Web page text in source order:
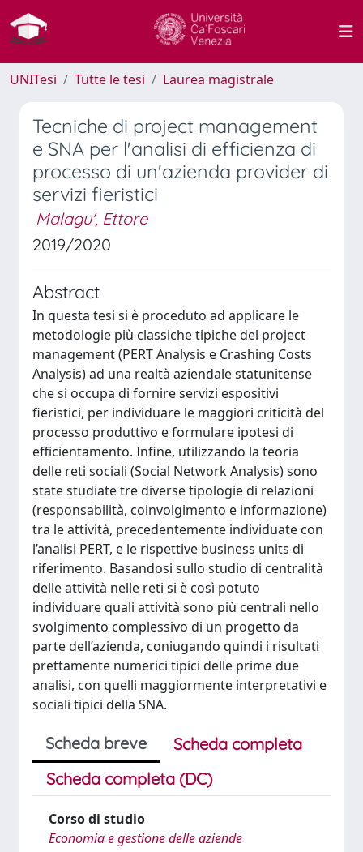
UNITesi Tutte le tesi Laurea magistrale
Tecniche di project management
e SNA per l'analisi di efficienza di
processo di un'azienda provider di
servizi fieristici
Malagu', Ettore
2019/2020
Abstract
In questa tesi si è proceduto ad applicare le
metodologie più classiche tipiche del project
management (PERT Analysis e Crashing Costs
Analysis) ad una realtà aziendale statunitense
che si occupa di fornire servizi espositivi
fieristici, per individuare le maggiori criticità del
processo produttivo e formulare ipotesi di
efficientamento. Infine, utilizzando la teoria
delle reti sociali (Social Network Analysis) sono
state studiate tre diverse tipologie di relazioni
(responsabilità, coinvolgimento e informazione)
tra le attività, precedentemente individuate con
l’analisi PERT, e le rispettive business units di
riferimento. Basandosi sullo studio di centralità
delle attività nelle reti si è così potuto
individuare quali attività sono più centrali nello
svolgimento complessivo di un progetto da
parte dell’azienda, coniugando quindi i risultati
prettamente numerici tipici delle prime due
analisi, con quelli maggiormente interpretativi e
sociali tipici della SNA.
Scheda breve
Scheda completa
Scheda completa (DC)
Corso di studio
Economia e gestione delle aziende